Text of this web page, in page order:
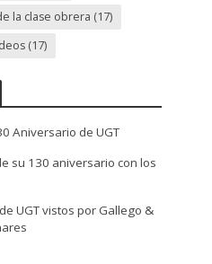
la clase obrera (17)
(17)
Aniversario de UGT
su 130 aniversario con los
UGT vistos por Gallego &